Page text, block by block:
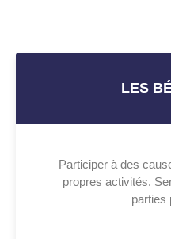
LES
Participer à des
propres activités.
parties